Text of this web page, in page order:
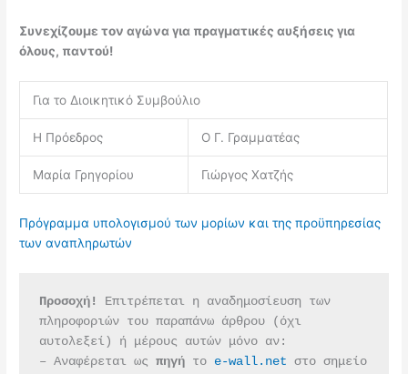
Συνεχίζουμε τον αγώνα για πραγματικές αυξήσεις για
όλους, παντού!
Για το Διοικητικό Συμβούλιο
Η Πρόεδρος Ο Γ. Γραμματέας
Μαρία Γρηγορίου Γιώργος Χατζής
Πρόγραμμα υπολογισμού των μορίων και της προϋπηρεσίας
των αναπληρωτών
Προσοχή!
Επιτρέπεται η αναδημοσίευση των
πληροφοριών του παραπάνω άρθρου (όχι
αυτολεξεί) ή μέρους αυτών μόνο αν:
– Αναφέρεται ως πηγή το e-wall.net στο σημείο